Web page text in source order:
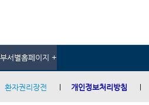
부서별홈페이지 +
환자권리장전 개인정보처리방침